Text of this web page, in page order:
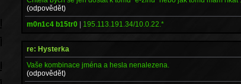
(odpovědět)
m0n1c4 b15tr0 | 195.113.191.34/10.0.22.*
re: Hysterka
Vaše kombinace jména a hesla nenalezena.
(odpovědět)